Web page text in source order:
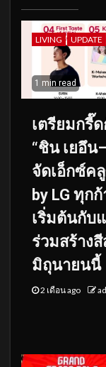
LIVING UPDATE
1 min read
เตรียมกรี๊
“ชิน เยอึน
จัดเอ็กซ์ค
by LG ทุก
เริ่มต้นกับ
ร่วมสร้าง
มิถุนายนนี้
2 เดือน ago